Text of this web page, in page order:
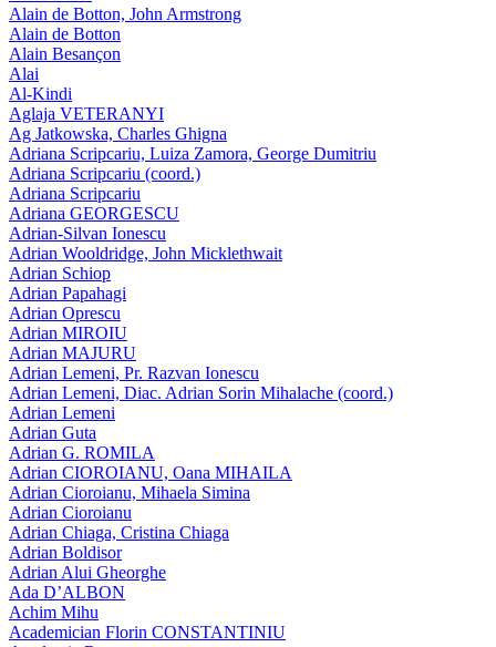
Alain de Botton, John Armstrong
Alain de Botton
Alain Besançon
Alai
Al-Kindi
Aglaja VETERANYI
Ag Jatkowska, Charles Ghigna
Adriana Scripcariu, Luiza Zamora, George Dumitriu
Adriana Scripcariu (coord.)
Adriana Scripcariu
Adriana GEORGESCU
Adrian-Silvan Ionescu
Adrian Wooldridge, John Micklethwait
Adrian Schiop
Adrian Papahagi
Adrian Oprescu
Adrian MIROIU
Adrian MAJURU
Adrian Lemeni, Pr. Razvan Ionescu
Adrian Lemeni, Diac. Adrian Sorin Mihalache (coord.)
Adrian Lemeni
Adrian Guta
Adrian G. ROMILA
Adrian CIOROIANU, Oana MIHAILA
Adrian Cioroianu, Mihaela Simina
Adrian Cioroianu
Adrian Chiaga, Cristina Chiaga
Adrian Boldisor
Adrian Alui Gheorghe
Ada D’ALBON
Achim Mihu
Academician Florin CONSTANTINIU